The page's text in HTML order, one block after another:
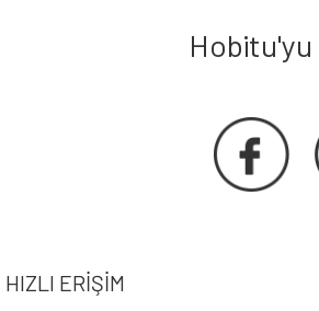
Hobitu'yu
HIZLI ERIŞIM